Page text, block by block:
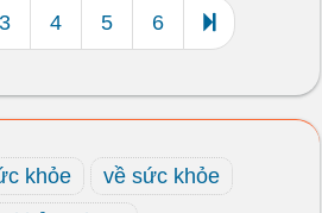
3 4 5 6
khỏe
về sức khỏe